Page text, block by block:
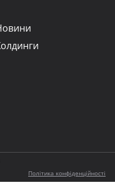
Політика конфіденційності